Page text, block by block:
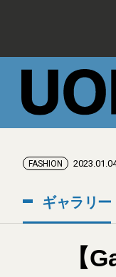
FASHION
ギャラリー
【